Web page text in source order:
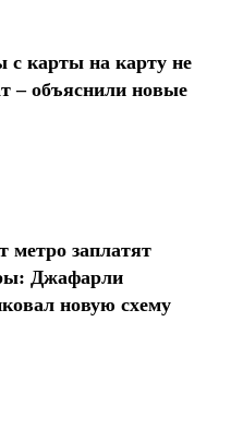
с карты на карту не
– объяснили новые
метро заплатят
Джафарли
новую схему